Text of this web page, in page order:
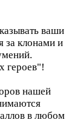
ваши
за клонами и
героев"!
нашей
в любом